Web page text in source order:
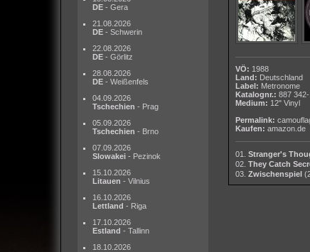
DE - Gera
21.08.2026
DE - Schwerin
22.08.2026
DE - Görlitz
28.08.2026
DE - Weißenfels
04.09.2026
Tschechien - Prag
05.09.2026
Tschechien - Brno
07.09.2026
Slowakei - Pezinok
15.10.2026
Litauen - Vilnius
16.10.2026
Lettland - Riga
17.10.2026
Estland - Tallinn
18.10.2026
VÖ: 1988
Land: Deutschland
Label: Metronome
Katalognr.: 887 342-
Medium: 12" Vinyl
Permalink:
Kaufen: amazon.de
01. Stranger's
02. They Catch
03. Zwischenspiel